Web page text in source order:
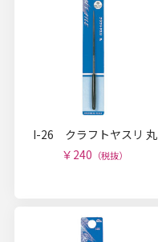
I-26 クラフトヤスリ 丸
￥240 （税抜）